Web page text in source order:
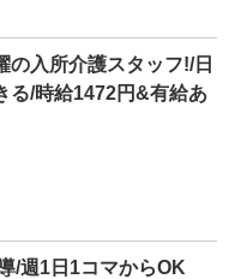
の入所介護スタッフ!/日
る/時給1472円&有給あ
/週1日1コマからOK